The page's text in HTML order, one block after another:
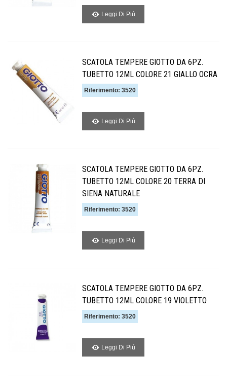
Leggi Di Piú
SCATOLA TEMPERE GIOTTO DA 6PZ.
TUBETTO 12ML COLORE 21 GIALLO OCRA
Riferimento: 3520
Leggi Di Piú
SCATOLA TEMPERE GIOTTO DA 6PZ.
TUBETTO 12ML COLORE 20 TERRA DI
SIENA NATURALE
Riferimento: 3520
Leggi Di Piú
SCATOLA TEMPERE GIOTTO DA 6PZ.
TUBETTO 12ML COLORE 19 VIOLETTO
Riferimento: 3520
Leggi Di Piú